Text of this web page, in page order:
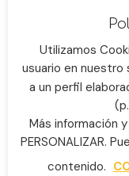
Los líderes que
una ventaja
directamente
empleados,
relaciones más
nivel de
catalizador para
eficientes.
Utilizamos
usuario en
a un perfil
Más información
PERSONALIZAR.
contenido.